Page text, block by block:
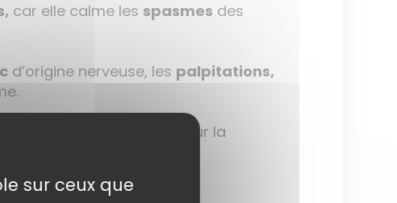
car elle calme les spasmes des
d’origine nerveuse, les palpitations,
ci soit plutôt réservée pour la
dans l’alimentation et en
sur ceux que